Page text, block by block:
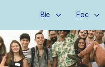
Bie Foc